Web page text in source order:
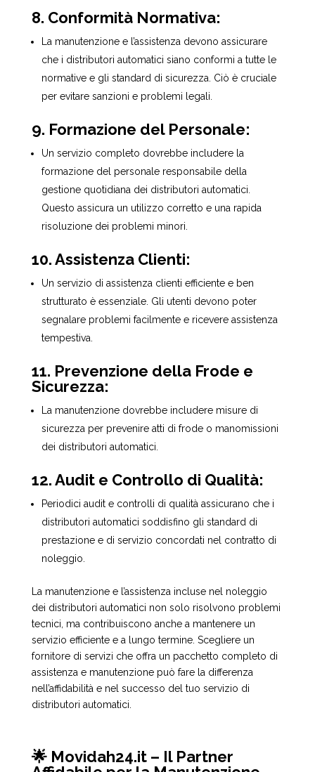
8. Conformità Normativa:
La manutenzione e l’assistenza devono assicurare
che i distributori automatici siano conformi a tutte le
normative e gli standard di sicurezza. Ciò è cruciale
per evitare sanzioni e problemi legali.
9. Formazione del Personale:
Un servizio completo dovrebbe includere la
formazione del personale responsabile della
gestione quotidiana dei distributori automatici.
Questo assicura un utilizzo corretto e una rapida
risoluzione dei problemi minori.
10. Assistenza Clienti:
Un servizio di assistenza clienti efficiente e ben
strutturato è essenziale. Gli utenti devono poter
segnalare problemi facilmente e ricevere assistenza
tempestiva.
11. Prevenzione della Frode e
Sicurezza:
La manutenzione dovrebbe includere misure di
sicurezza per prevenire atti di frode o manomissioni
dei distributori automatici.
12. Audit e Controllo di Qualità:
Periodici audit e controlli di qualità assicurano che i
distributori automatici soddisfino gli standard di
prestazione e di servizio concordati nel contratto di
noleggio.
La manutenzione e l’assistenza incluse nel noleggio
dei distributori automatici non solo risolvono problemi
tecnici, ma contribuiscono anche a mantenere un
servizio efficiente e a lungo termine. Scegliere un
fornitore di servizi che offra un pacchetto completo di
assistenza e manutenzione può fare la differenza
nell’affidabilità e nel successo del tuo servizio di
distributori automatici.
🌟 Movidah24.it – Il Partner